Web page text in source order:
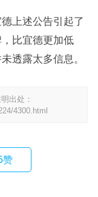
上述公告引起了
比宜德更加低
透露太多信息。
出处：
4300.html
赞